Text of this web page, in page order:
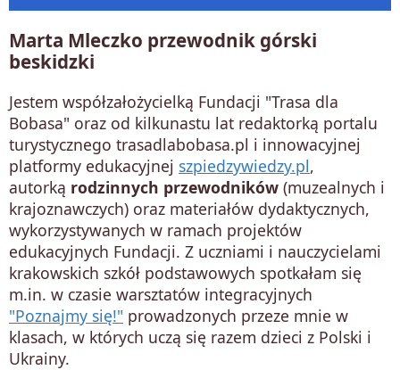
Marta Mleczko przewodnik górski
beskidzki
Jestem współzałożycielką Fundacji "Trasa dla
Bobasa" oraz od kilkunastu lat redaktorką portalu
turystycznego trasadlabobasa.pl i innowacyjnej
platformy edukacyjnej szpiedzywiedzy.pl,
autorką rodzinnych przewodników (muzealnych i
krajoznawczych) oraz materiałów dydaktycznych,
wykorzystywanych w ramach projektów
edukacyjnych Fundacji. Z uczniami i nauczycielami
krakowskich szkół podstawowych spotkałam się
m.in. w czasie warsztatów integracyjnych
"Poznajmy się!" prowadzonych przeze mnie w
klasach, w których uczą się razem dzieci z Polski i
Ukrainy.